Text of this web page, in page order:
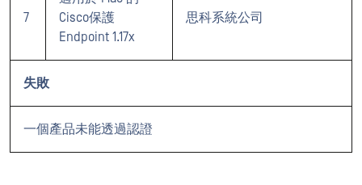
7
Cisco保護
Endpoint 1.17x
思科系統公司
失敗
一個產品未能透過認證